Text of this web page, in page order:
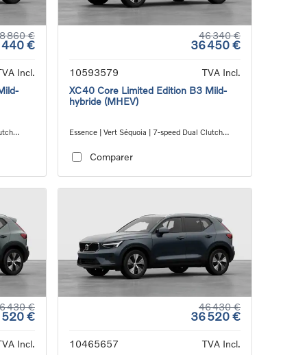
860 €
440 €
Incl.
46 340 €
36 450 €
10593579
TVA Incl.
XC40 Core Limited Edition B3 Mild-
hybride (MHEV)
Essence | Vert Séquoia | 7-speed Dual Clutch
Comparer
430 €
520 €
Incl.
46 430 €
36 520 €
10465657
TVA Incl.